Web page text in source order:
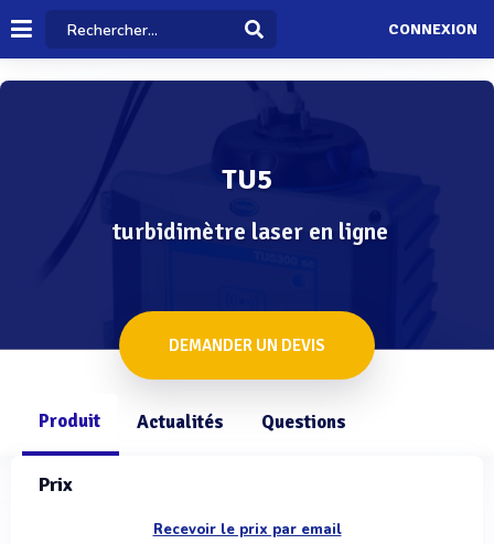
CONNEXION
TU5
turbidimètre laser en ligne
DEMANDER UN DEVIS
Produit Actualités Questions
Prix
Recevoir le prix par email